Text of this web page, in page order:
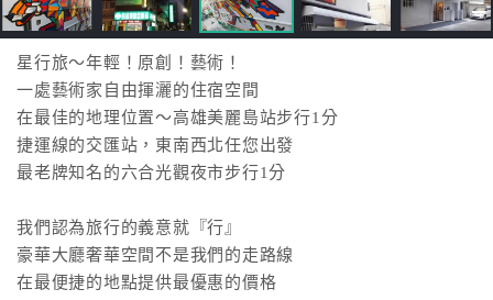
店
訂
房
HOT
特
民
宿
星行旅～年輕！原創！藝術！
一處藝術家自由揮灑的住宿空間
在最佳的地理位置～高雄美麗島站步行1分
捷運線的交匯站，東南西北任您出發
最老牌知名的六合光觀夜市步行1分
我們認為旅行的義意就『行』
豪華大廳奢華空間不是我們的走路線
在最便捷的地點提供最優惠的價格